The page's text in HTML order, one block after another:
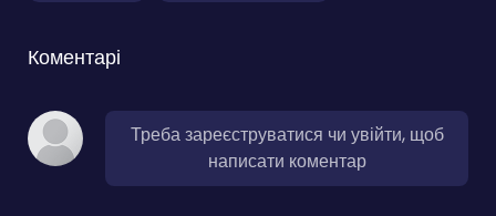
Коментарі
Треба зареєструватися чи увійти, щоб
написати коментар